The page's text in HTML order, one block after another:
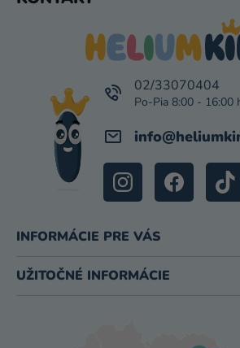
info@
02/33070404
INFORMÁCIE PRE VÁS
UŽITOČNÉ INFORMÁCIE